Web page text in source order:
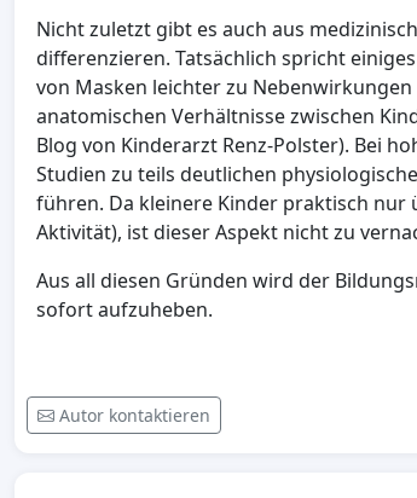
Nicht zuletzt gibt es auch aus
differenzieren. Tatsächlich spricht
von Masken leichter zu
anatomischen Verhältnisse zwischen
Blog von Kinderarzt Renz-Polster). Bei
Studien zu teils deutlichen
führen. Da kleinere Kinder praktisch nur
Aktivität), ist dieser Aspekt nicht zu
Aus all diesen Gründen wird der
sofort aufzuheben.
Autor kontaktieren